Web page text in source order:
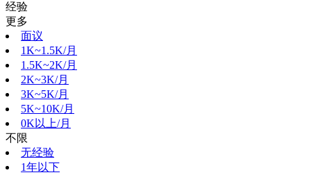
经验
更多
面议
1K~1.5K/月
1.5K~2K/月
2K~3K/月
3K~5K/月
5K~10K/月
0K以上/月
不限
无经验
1年以下